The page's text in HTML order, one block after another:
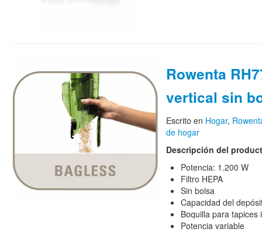
Rowenta
vertical sin
Escrito en Hogar,
de hogar
Descripción del
Potencia: 1.200 W
Filtro HEPA
Sin bolsa
Capacidad del
Boquilla para tapices
Potencia variable